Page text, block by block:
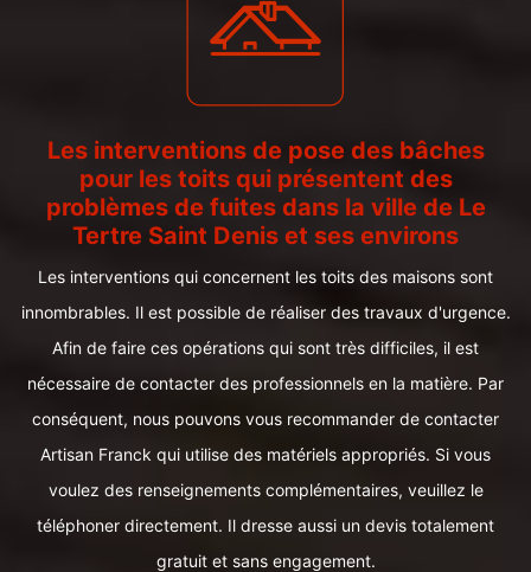
Les interventions de pose des bâches
pour les toits qui présentent des
problèmes de fuites dans la ville de Le
Tertre Saint Denis et ses environs
Les interventions qui concernent les toits des maisons sont
innombrables. Il est possible de réaliser des travaux d'urgence.
Afin de faire ces opérations qui sont très difficiles, il est
nécessaire de contacter des professionnels en la matière. Par
conséquent, nous pouvons vous recommander de contacter
Artisan Franck qui utilise des matériels appropriés. Si vous
voulez des renseignements complémentaires, veuillez le
téléphoner directement. Il dresse aussi un devis totalement
gratuit et sans engagement.